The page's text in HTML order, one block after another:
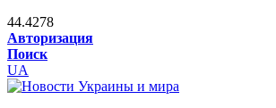
44.4278
Авторизация
Поиск
UA